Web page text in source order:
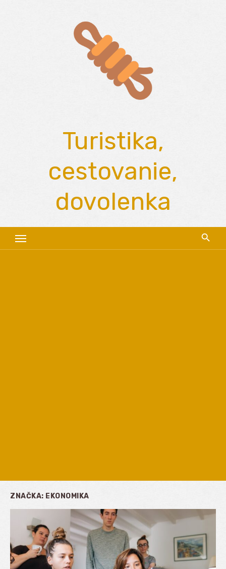
Turistika,
cestovanie,
dovolenka
ZNAČKA: EKONOMIKA